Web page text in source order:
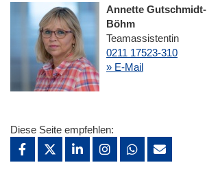
Annette Gutschmidt-
Böhm
Teamassistentin
0211 17523-310
» E-Mail
Diese Seite empfehlen: